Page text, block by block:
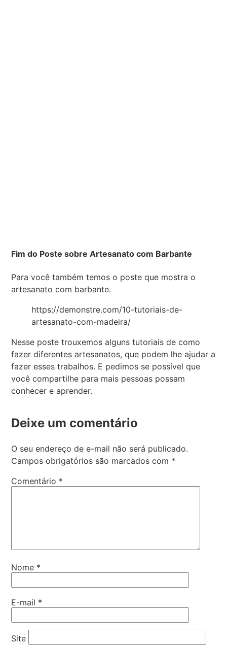
Fim do Poste sobre Artesanato com Barbante
Para você também temos o poste que mostra o
artesanato com barbante.
https://demonstre.com/10-tutoriais-de-
artesanato-com-madeira/
Nesse poste trouxemos alguns tutoriais de como
fazer diferentes artesanatos, que podem lhe ajudar a
fazer esses trabalhos. E pedimos se possível que
você compartilhe para mais pessoas possam
conhecer e aprender.
Deixe um comentário
O seu endereço de e-mail não será publicado.
Campos obrigatórios são marcados com *
Comentário *
Nome *
E-mail *
Site